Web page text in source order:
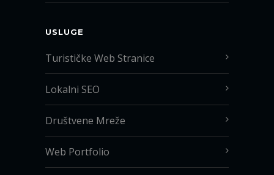
USLUGE
Turističke Web Stranice
Lokalni SEO
Društvene Mreže
Web Portfolio